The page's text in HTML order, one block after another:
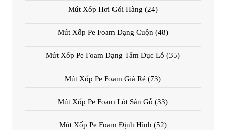
Mút Xốp Hơi Gói Hàng (24)
Mút Xốp Pe Foam Dạng Cuộn(48)
Mút Xốp Pe Foam Dạng Tấm Đục Lỗ (35)
Mút Xốp Pe Foam Giá Rẻ (73)
Mút Xốp Pe Foam Lót Sàn Gỗ (33)
Mút Xốp Pe Foam Định Hình(52)